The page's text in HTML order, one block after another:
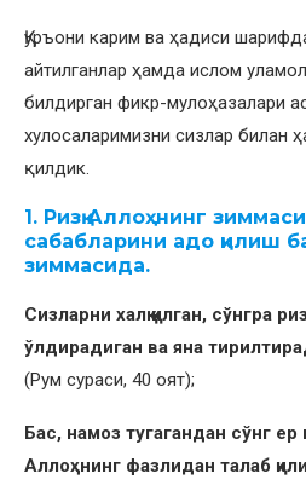
Қуръони карим ва ҳадиси
айтилганлар ҳамда ислом
билдирган фикр-мулоҳазалари
хулосаларимизни сизлар билан
қилдик.
1. Ризқ Аллоҳнинг
сабабларини адо қилиш
зиммасида.
Сизларни халқ қилган, сўнгра
ўлдирадиган ва яна
(Рум сураси, 40 оят);
Бас, намоз тугагандан сўнг ер
Аллоҳнинг фазлидан талаб